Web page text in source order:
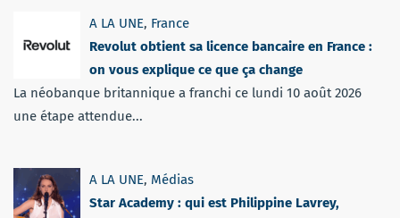
A LA UNE, France
Revolut obtient sa licence bancaire en France :
on vous explique ce que ça change
La néobanque britannique a franchi ce lundi 10 août 2026
une étape attendue...
A LA UNE, Médias
Star Academy : qui est Philippine Lavrey,